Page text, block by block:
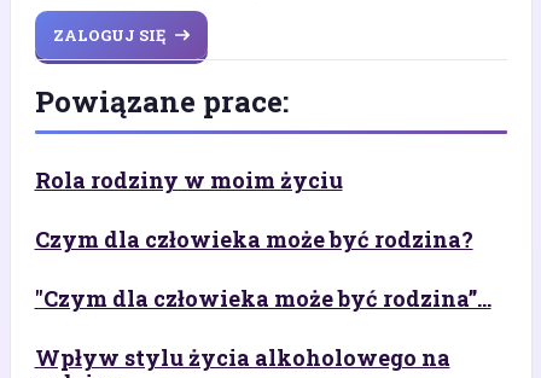
ZALOGUJ SIĘ
Powiązane prace:
Rola rodziny w moim życiu
Czym dla człowieka może być rodzina?
"Czym dla człowieka może być rodzina”...
Wpływ stylu życia alkoholowego na